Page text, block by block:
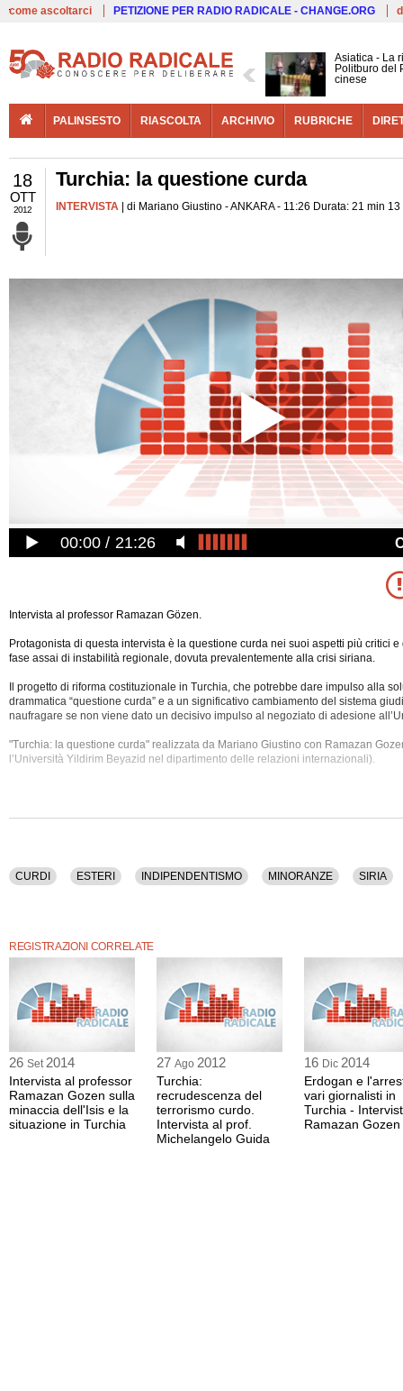
come ascoltarci PETIZIONE PER RADIO RADICALE - CHANGE.ORG
Asiatica - La
Politburo del
cinese
PALINSESTO RIASCOLTA ARCHIVIO RUBRICHE
18
OTT
2012
Turchia: la questione curda
INTERVISTA | di Mariano Giustino - ANKARA - 11:26 Durata: 21 min 13
00:00 21:26
Intervista al professor Ramazan Gözen.
Protagonista di questa intervista è la questione curda nei suoi aspetti più critici
fase assai di instabilità regionale, dovuta prevalentemente alla crisi siriana.
Il progetto di riforma costituzionale in Turchia, che potrebbe dare impulso alla
drammatica “questione curda” e a un significativo cambiamento del sistema
naufragare se non viene dato un decisivo impulso al negoziato di adesione
"Turchia: la questione curda" realizzata da Mariano Giustino con Ramazan
l’Università Yildirim Beyazid nel dipartimento delle relazioni internazionali).
Nel corso dell'intervista sono stati trattati i seguenti temi: Curdi, Esteri,
CURDI
ESTERI INDIPENDENTISMO MINORANZE SIRIA
REGISTRAZIONI CORRELATE
26 Set 2014
Intervista al professor
Ramazan Gozen sulla
minaccia dell'Isis e la
situazione in Turchia
27 Ago 2012
Turchia:
recrudescenza del
terrorismo curdo.
Intervista al prof.
Michelangelo Guida
16 Dic 2014
Erdogan e
vari giornalisti in
Turchia -
Ramazan Gozen